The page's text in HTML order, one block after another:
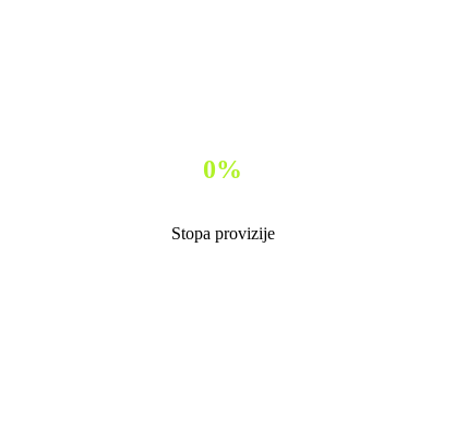
0%
Stopa provizije